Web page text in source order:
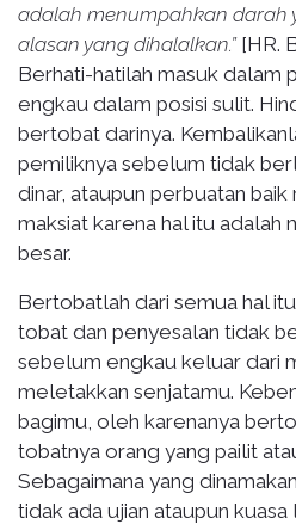
adalah menumpahkan darah
alasan yang dihalalkan.”[HR.
Berhati-hatilah masuk dalam
engkau dalam posisi sulit.
bertobat darinya.
pemiliknya sebelum tidak
dinar, ataupun perbuatan baik
maksiat karena hal itu adalah
besar.
Bertobatlah dari semua hal
tobat dan penyesalan tidak
sebelum engkau keluar dari
meletakkan senjatamu.
bagimu, oleh karenanya
tobatnya orang yang pailit
Sebagaimana yang
tidak ada ujian ataupun kuasa